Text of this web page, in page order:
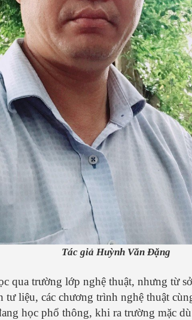
Tác giả Huỳnh Văn Đặng
qua trường lớp nghệ thuật, nhưng từ
tư liệu, các chương trình nghệ thuật
học phổ thông, khi ra trường mặc